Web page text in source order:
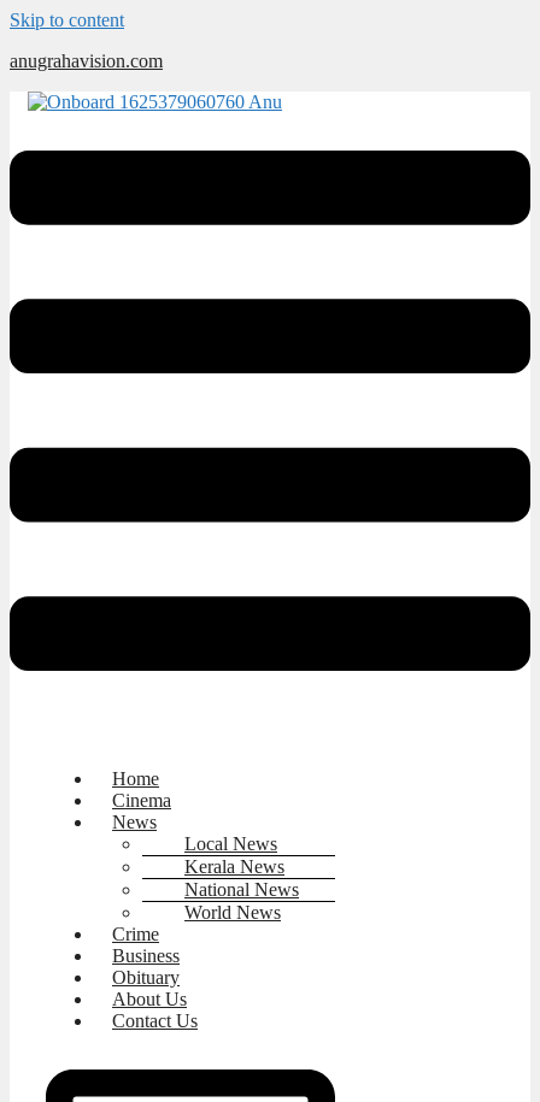
Skip to content
anugrahavision.com
Home
Cinema
News
Local News
Kerala News
National News
World News
Crime
Business
Obituary
About Us
Contact Us